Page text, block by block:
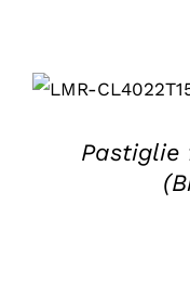
CARRELLO
/
Pastiglie